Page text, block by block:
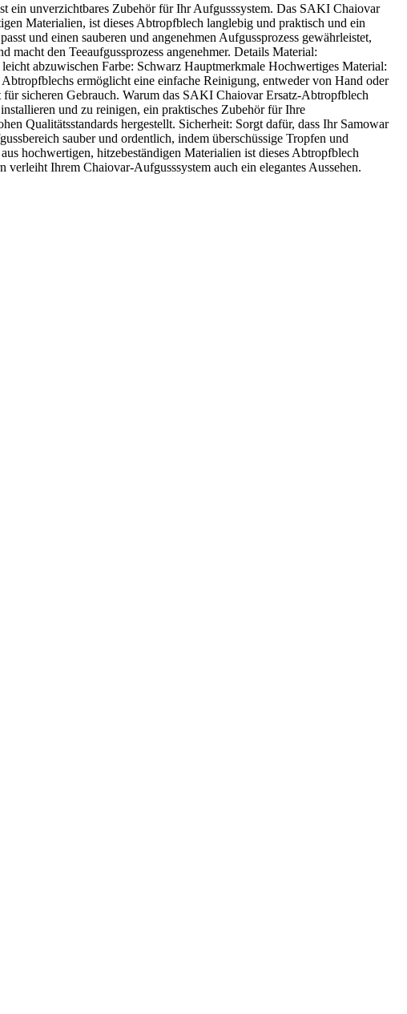
ein unverzichtbares Zubehör für Ihr Aufgusssystem. Das SAKI Chaiovar
Materialien, ist dieses Abtropfblech langlebig und praktisch und ein
und einen sauberen und angenehmen Aufgussprozess gewährleistet,
macht den Teeaufgussprozess angenehmer. Details Material:
abzuwischen Farbe: Schwarz Hauptmerkmale Hochwertiges Material:
ermöglicht eine einfache Reinigung, entweder von Hand oder
sicheren Gebrauch. Warum das SAKI Chaiovar Ersatz-Abtropfblech
und zu reinigen, ein praktisches Zubehör für Ihre
Qualitätsstandards hergestellt. Sicherheit: Sorgt dafür, dass Ihr Samowar
sauber und ordentlich, indem überschüssige Tropfen und
hochwertigen, hitzebeständigen Materialien ist dieses Abtropfblech
Ihrem Chaiovar-Aufgusssystem auch ein elegantes Aussehen.